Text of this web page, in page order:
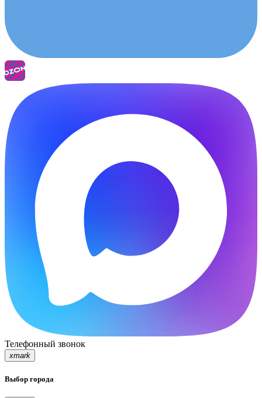
Телефонный звонок
xmark
Выбор города